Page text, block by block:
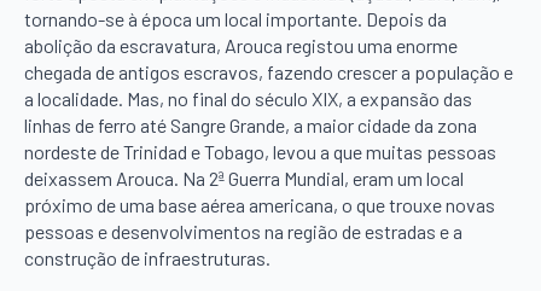
tornando-se à época um local importante. Depois da
abolição da escravatura, Arouca registou uma enorme
chegada de antigos escravos, fazendo crescer a população e
a localidade. Mas, no final do século XIX, a expansão das
linhas de ferro até Sangre Grande, a maior cidade da zona
nordeste de Trinidad e Tobago, levou a que muitas pessoas
deixassem Arouca. Na 2ª Guerra Mundial, eram um local
próximo de uma base aérea americana, o que trouxe novas
pessoas e desenvolvimentos na região de estradas e a
construção de infraestruturas.